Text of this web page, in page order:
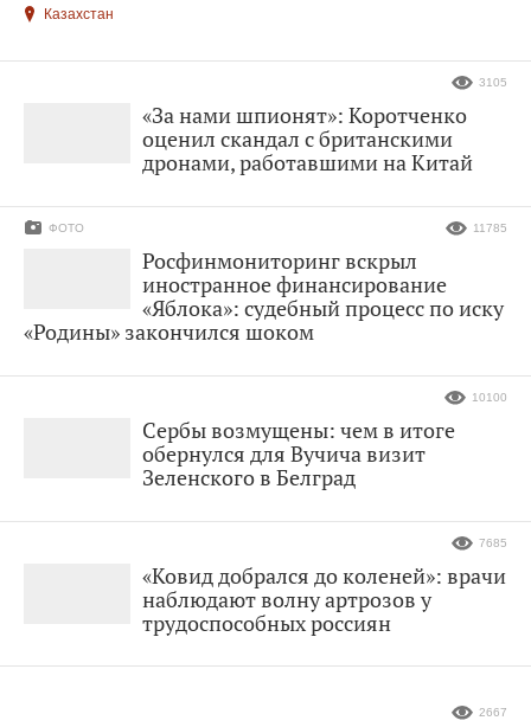
Казахстан
«За нами шпионят»: Коротченко
оценил скандал с британскими
дронами, работавшими на Китай
3105
Росфинмониторинг вскрыл
иностранное финансирование
«Яблока»: судебный процесс по иску
«Родины» закончился шоком
ФОТО 11785
Сербы возмущены: чем в итоге
обернулся для Вучича визит
Зеленского в Белград
10100
«Ковид добрался до коленей»: врачи
наблюдают волну артрозов у
трудоспособных россиян
7685
2667